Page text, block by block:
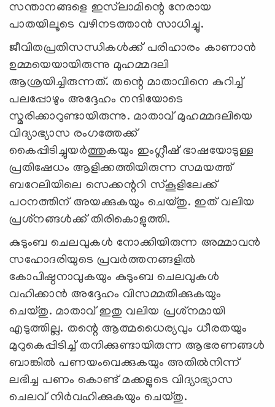
സന്താനങ്ങളെ ഇസ്‌ലാമിന്റെ നേരായ
പാതയിലൂടെ വഴിനടത്താന്‍ സാധിച്ചു.
ജീവിതപ്രതിസന്ധികള്‍ക്ക് പരിഹാരം കാണാന്‍
ഉമ്മയെയായിരുന്നു മുഹമ്മദലി
ആശ്രയിച്ചിരുന്നത്. തന്റെ മാതാവിനെ കുറിച്ച്
പലപ്പോഴും അദ്ദേഹം നന്ദിയോടെ
സ്മരിക്കാറുണ്ടായിരുന്നു. മാതാവ് മുഹമ്മദലിയെ
വിദ്യാഭ്യാസ രംഗത്തേക്ക്
കൈപ്പിടിച്ചുയര്‍ത്തുകയും ഇംഗ്ലീഷ് ഭാഷയോടുള്ള
പ്രതിഷേധം ആളിക്കത്തിയിരുന്ന സമയത്ത്
ബറേലിയിലെ സെക്കന്ററി സ്‌കൂളിലേക്ക്
പഠനത്തിന് അയക്കുകയും ചെയ്തു. ഇത് വലിയ
പ്രശ്‌നങ്ങള്‍ക്ക് തിരികൊളുത്തി.
കുടുംബ ചെലവുകള്‍ നോക്കിയിരുന്ന അമ്മാവന്‍
സഹോദരിയുടെ പ്രവര്‍ത്തനങ്ങളില്‍
കോപിഷ്ഠനാവുകയും കുടുംബ ചെലവുകള്‍
വഹിക്കാന്‍ അദ്ദേഹം വിസമ്മതിക്കുകയും
ചെയ്തു. മാതാവ് ഇതു വലിയ പ്രശ്‌നമായി
എടുത്തില്ല. തന്റെ ആത്മധൈര്യവും ധീരതയും
മുറുകെപ്പിടിച്ച് തനിക്കുണ്ടായിരുന്ന ആഭരണങ്ങള്‍
ബാങ്കില്‍ പണയംവെക്കുകയും അതില്‍നിന്ന്
ലഭിച്ച പണം കൊണ്ട് മക്കളുടെ വിദ്യാഭ്യാസ
ചെലവ് നിര്‍വഹിക്കുകയും ചെയ്തു.